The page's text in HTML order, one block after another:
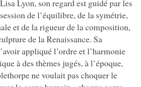
Lyon, son regard est guidé par les
de l’équilibre, de la symétrie,
et de la rigueur de la composition,
de la Renaissance. Sa
appliqué l’ordre et l’harmonie
à des thèmes jugés, à l’époque,
ne voulait pas choquer le